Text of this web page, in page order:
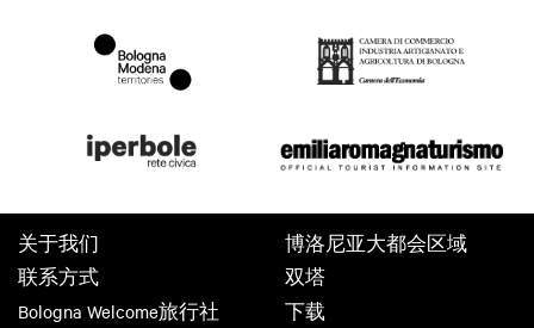
关于我们
联系方式
Bologna Welcome旅行社
博洛尼亚大都会区域
双塔
下载